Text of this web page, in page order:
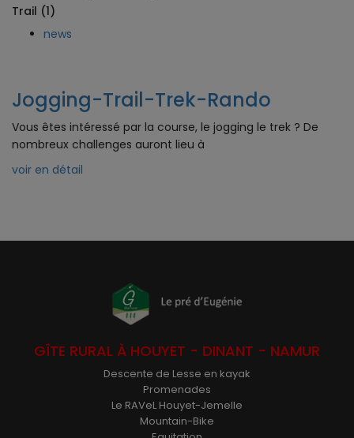
Trail (1)
news
Jogging-Trail-Trek-Rando
Vous êtes intéressé par la course, le jogging le trek ? De
nombreux challenges auront lieu à
voir en détail
GÎTE RURAL À HOUYET - DINANT - NAMUR
Descente de Lesse en kayak
Promenades
Le RAVeL Houyet-Jemelle
Mountain-Bike